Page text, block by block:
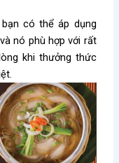
có thể áp dụng
nó phù hợp với rất
khi thưởng thức